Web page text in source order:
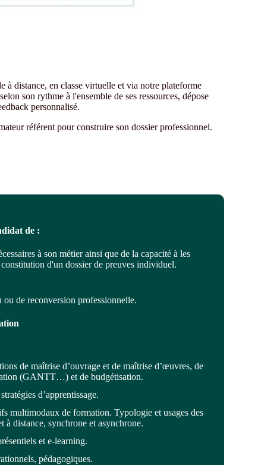
à distance, en classe virtuelle et via notre plateforme
son rythme à l'ensemble de ses ressources, dépose
personnalisé.
référent pour construire son dossier professionnel.
de :
à son métier ainsi que de la capacité à les
d'un dossier de preuves individuel.
ou de reconversion professionnelle.
de maîtrise d’ouvrage et de maîtrise d’œuvres, de
(GANTT…) et de budgétisation.
d’apprentissage.
multimodaux de formation. Typologie et usages des
à distance, synchrone et asynchrone.
et e-learning.
pédagogiques.